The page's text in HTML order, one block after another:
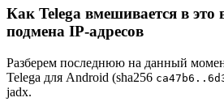
Как Telega вмешивается в это
подмена IP-адресов
Разберем последнюю на данный
Telega для Android (sha256
jadx.